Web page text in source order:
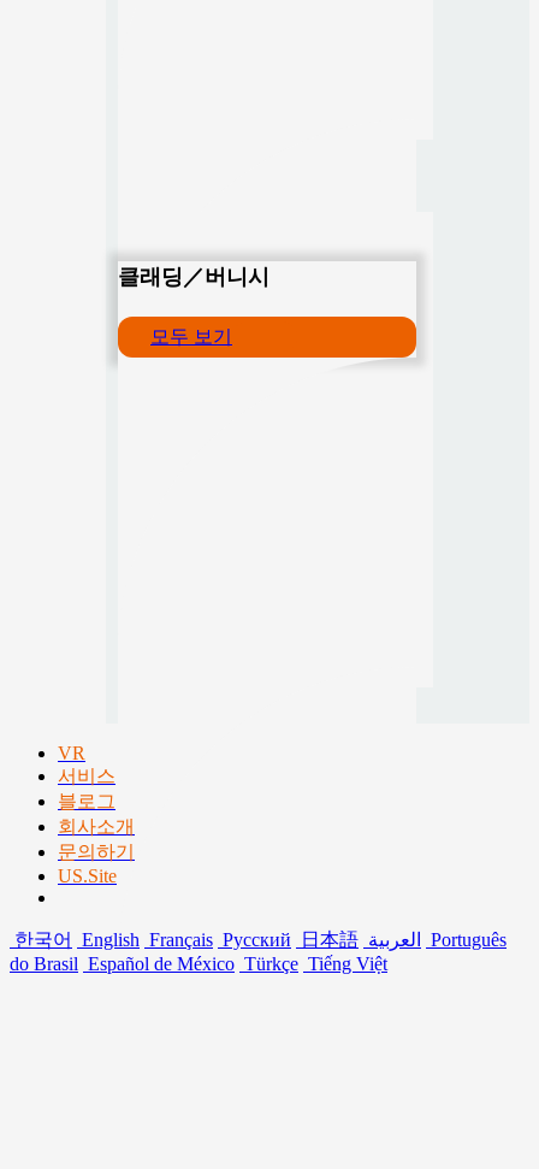
클래딩／버니시
모두 보기
VR
서비스
블로그
회사소개
문의하기
US.Site
한국어 English Français Русский 日本語 العربية
Português
do Brasil Español de México Türkçe Tiếng Việt